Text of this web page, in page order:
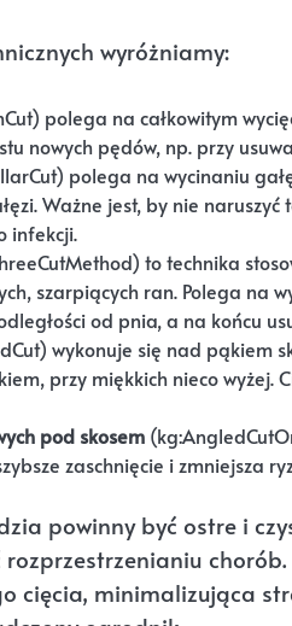
wyróżniamy:
polega na całkowitym
nowych pędów, np. przy
polega na wycinaniu
Ważne jest, by nie
infekcji.
to technika
szarpiących ran. Polega na
od pnia, a na końcu
wykonuje się nad pąkiem
przy miękkich nieco
pod skosem
zaschnięcie i zmniejsza
powinny być ostre i
cięcia, minimalizująca